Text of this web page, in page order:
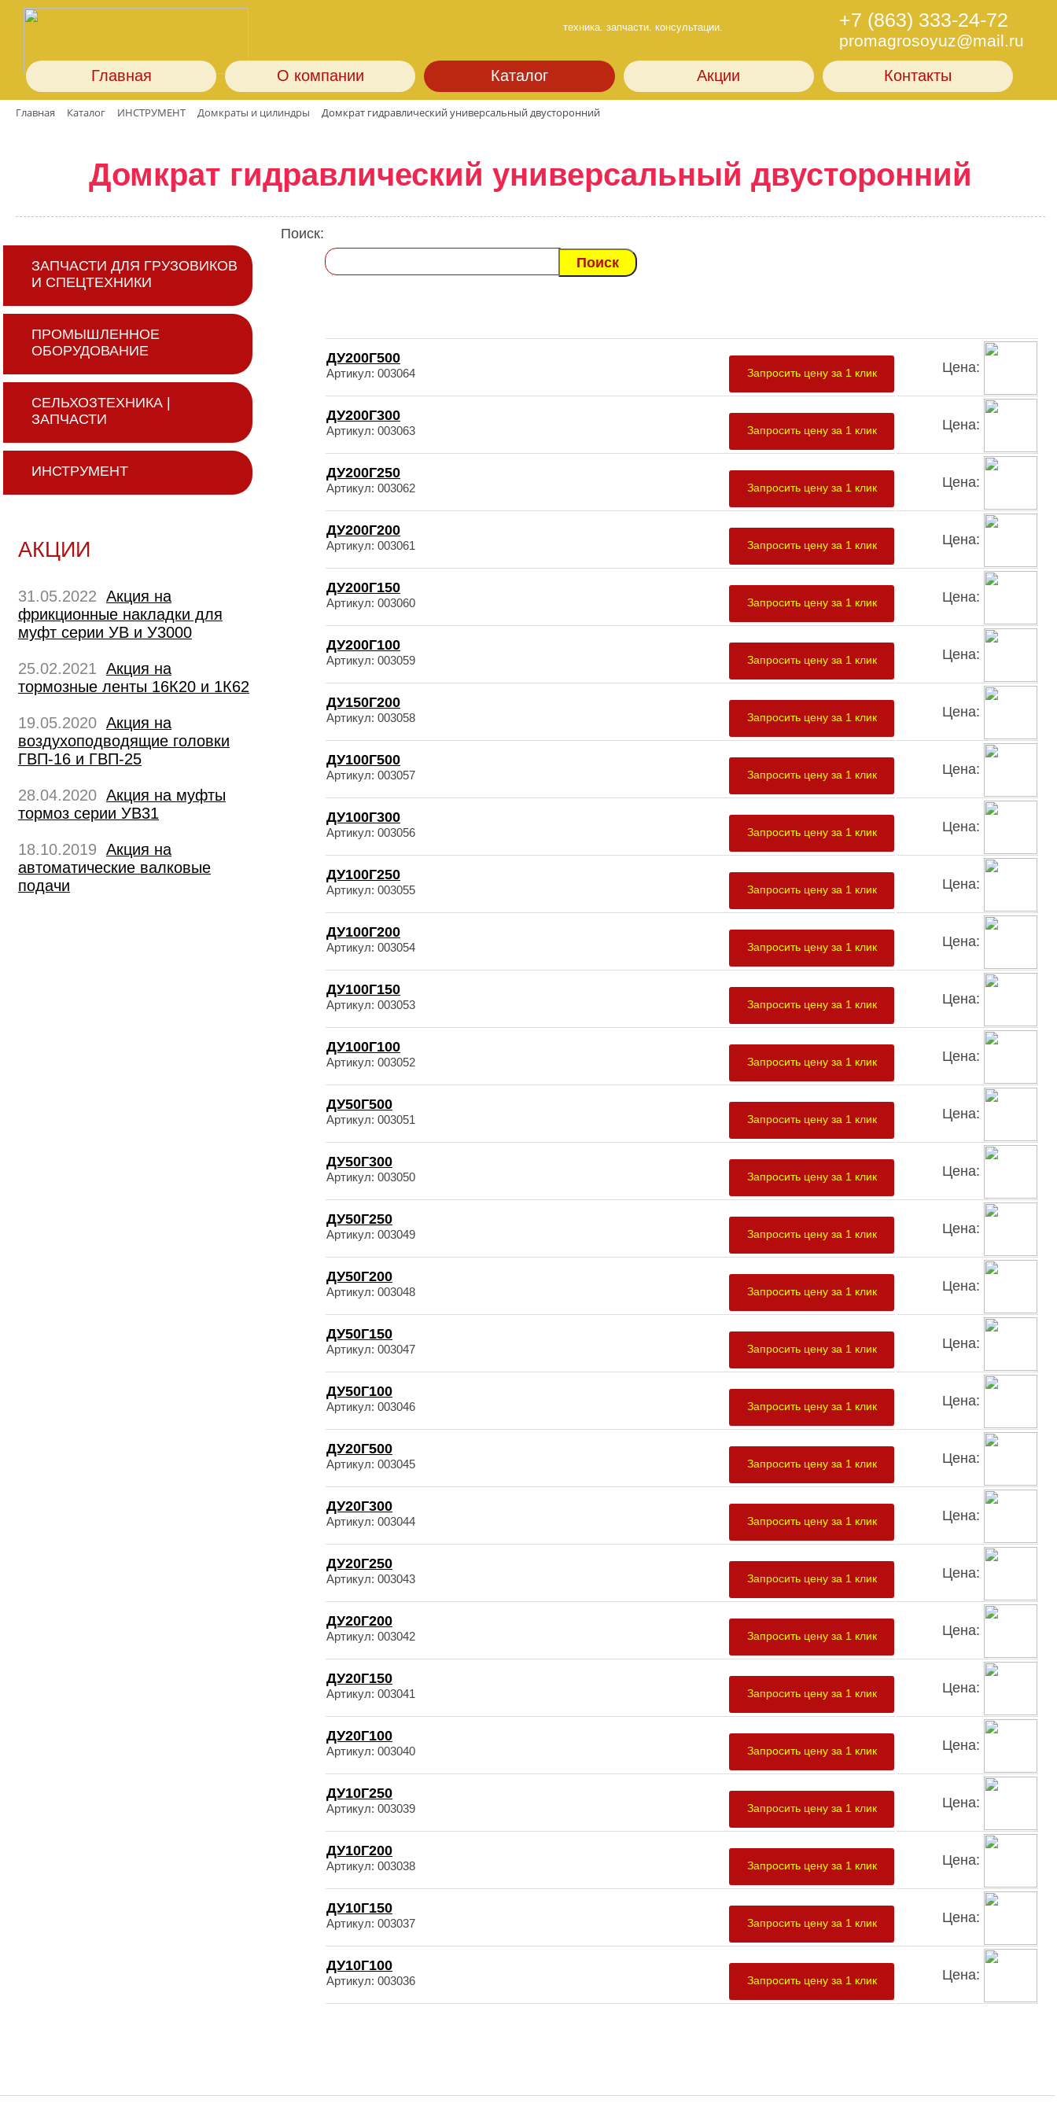
+7 (863) 333-24-72
promagrosoyuz@mail.ru
техника. запчасти. консультации.
Главная О компании Каталог Акции Контакты
Главная Каталог ИНСТРУМЕНТ Домкраты и цилиндры Домкрат гидравлический универсальный двусторонний
Домкрат гидравлический универсальный двусторонний
ЗАПЧАСТИ ДЛЯ ГРУЗОВИКОВ
И СПЕЦТЕХНИКИ
ПРОМЫШЛЕННОЕ
ОБОРУДОВАНИЕ
СЕЛЬХОЗТЕХНИКА |
ЗАПЧАСТИ
ИНСТРУМЕНТ
АКЦИИ
31.05.2022 Акция на
фрикционные накладки для
муфт серии УВ и У3000
25.02.2021 Акция на
тормозные ленты 16К20 и 1К62
19.05.2020 Акция на
воздухоподводящие головки
ГВП-16 и ГВП-25
28.04.2020 Акция на муфты
тормоз серии УВ31
18.10.2019 Акция на
автоматические валковые
подачи
Поиск:
Запросить цену за 1 клик
ДУ200Г500
Артикул: 003064 Цена:
Запросить цену за 1 клик
ДУ200Г300
Артикул: 003063 Цена:
Запросить цену за 1 клик
ДУ200Г250
Артикул: 003062 Цена:
Запросить цену за 1 клик
ДУ200Г200
Артикул: 003061 Цена:
Запросить цену за 1 клик
ДУ200Г150
Артикул: 003060 Цена:
Запросить цену за 1 клик
ДУ200Г100
Артикул: 003059 Цена:
Запросить цену за 1 клик
ДУ150Г200
Артикул: 003058 Цена:
Запросить цену за 1 клик
ДУ100Г500
Артикул: 003057 Цена:
Запросить цену за 1 клик
ДУ100Г300
Артикул: 003056 Цена:
Запросить цену за 1 клик
ДУ100Г250
Артикул: 003055 Цена:
Запросить цену за 1 клик
ДУ100Г200
Артикул: 003054 Цена:
Запросить цену за 1 клик
ДУ100Г150
Артикул: 003053 Цена:
Запросить цену за 1 клик
ДУ100Г100
Артикул: 003052 Цена:
Запросить цену за 1 клик
ДУ50Г500
Артикул: 003051 Цена:
Запросить цену за 1 клик
ДУ50Г300
Артикул: 003050 Цена:
Запросить цену за 1 клик
ДУ50Г250
Артикул: 003049 Цена:
Запросить цену за 1 клик
ДУ50Г200
Артикул: 003048 Цена:
Запросить цену за 1 клик
ДУ50Г150
Артикул: 003047 Цена:
Запросить цену за 1 клик
ДУ50Г100
Артикул: 003046 Цена:
Запросить цену за 1 клик
ДУ20Г500
Артикул: 003045 Цена:
Запросить цену за 1 клик
ДУ20Г300
Артикул: 003044 Цена:
Запросить цену за 1 клик
ДУ20Г250
Артикул: 003043 Цена:
Запросить цену за 1 клик
ДУ20Г200
Артикул: 003042 Цена:
Запросить цену за 1 клик
ДУ20Г150
Артикул: 003041 Цена:
Запросить цену за 1 клик
ДУ20Г100
Артикул: 003040 Цена:
Запросить цену за 1 клик
ДУ10Г250
Артикул: 003039 Цена:
Запросить цену за 1 клик
ДУ10Г200
Артикул: 003038 Цена:
Запросить цену за 1 клик
ДУ10Г150
Артикул: 003037 Цена:
Запросить цену за 1 клик
ДУ10Г100
Артикул: 003036 Цена: